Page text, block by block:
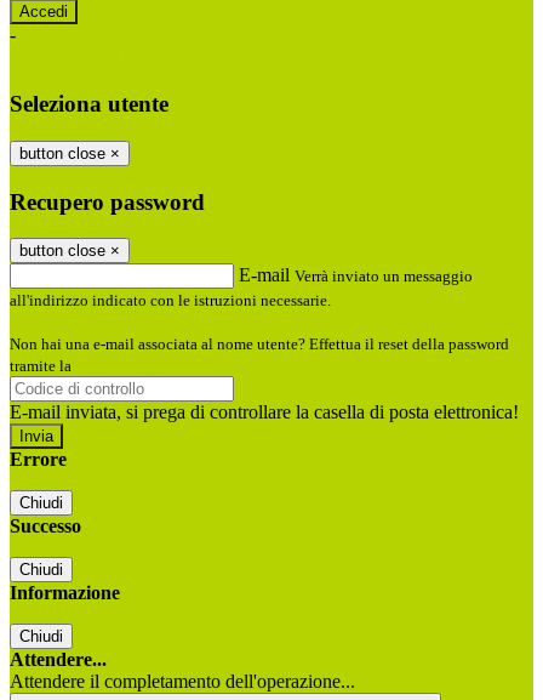
-
Seleziona utente
button close ×
Recupero password
button close ×
E-mail Verrà inviato un messaggio
all'indirizzo indicato con le istruzioni necessarie.
Non hai una e-mail associata al nome utente? Effettua il reset della password
tramite la
E-mail inviata, si prega di controllare la casella di posta elettronica!
Errore
Chiudi
Successo
Chiudi
Informazione
Chiudi
Attendere...
Attendere il completamento dell'operazione...